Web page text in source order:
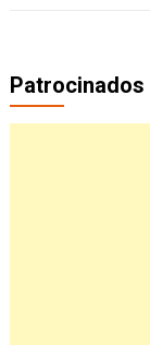
Patrocinados